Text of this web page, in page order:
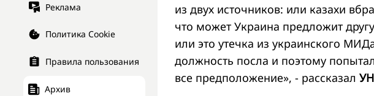
Реклама
Политика Cookie
Правила пользования
Архив
из двух источников: или казахи
что может Украина предложит
или это утечка из украинского
должность посла и поэтому
все предположение», - рассказал